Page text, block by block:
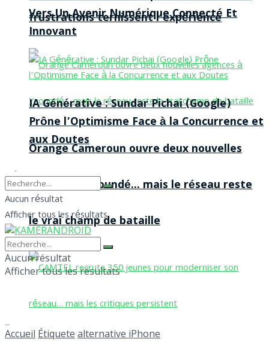
frustrations ternissent l’expérience
Orange Cameroun ouvre deux nouvelles
agences à Yaoundé… mais le réseau reste
le vrai champ de bataille
Vers Un Avenir Numérique Connecté Et
Innovant
IA Générative : Sundar Pichai (Google)
Prône l’Optimisme Face à la Concurrence et
aux Doutes
Aucun résultat
Afficher tous les résultats
Aucun résultat
Afficher tous les résultats
Accueil Étiquete alternative iPhone